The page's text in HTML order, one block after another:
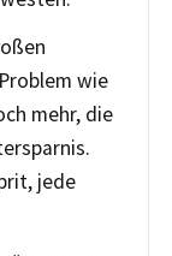
wie
mehr, die
jede